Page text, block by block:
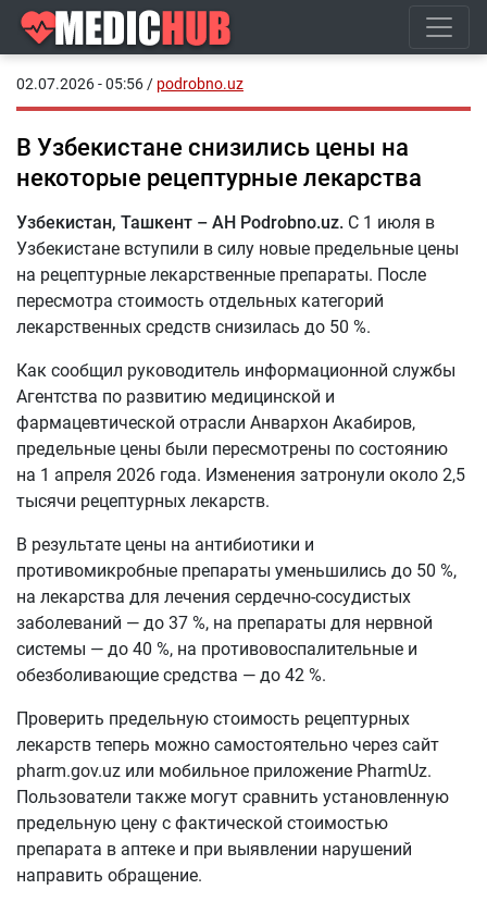
02.07.2026 - 05:56 / podrobno.uz
В Узбекистане снизились цены на
некоторые рецептурные лекарства
Узбекистан, Ташкент – АН Podrobno.uz. С 1 июля в
Узбекистане вступили в силу новые предельные цены
на рецептурные лекарственные препараты. После
пересмотра стоимость отдельных категорий
лекарственных средств снизилась до 50 %.
Как сообщил руководитель информационной службы
Агентства по развитию медицинской и
фармацевтической отрасли Анвархон Акабиров,
предельные цены были пересмотрены по состоянию
на 1 апреля 2026 года. Изменения затронули около 2,5
тысячи рецептурных лекарств.
В результате цены на антибиотики и
противомикробные препараты уменьшились до 50 %,
на лекарства для лечения сердечно-сосудистых
заболеваний — до 37 %, на препараты для нервной
системы — до 40 %, на противовоспалительные и
обезболивающие средства — до 42 %.
Проверить предельную стоимость рецептурных
лекарств теперь можно самостоятельно через сайт
pharm.gov.uz или мобильное приложение PharmUz.
Пользователи также могут сравнить установленную
предельную цену с фактической стоимостью
препарата в аптеке и при выявлении нарушений
направить обращение.